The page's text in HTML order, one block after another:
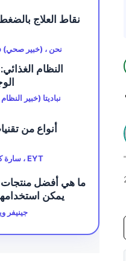
نقاط العلاج
Swathi Handoo (خبير صحي) ، نحن
نباديتا (خبير
سارة كلارك (خبير اليوغا) ، EYT
ما هي أفضل منتجات
يمكن
جينيفر